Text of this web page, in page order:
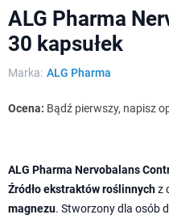
ALG Pharma
30 kapsułek
Marka: ALG Pharma
Ocena: Bądź pierwszy, napisz
ALG Pharma Nervobalans
Źródło ekstraktów roślinnychz
magnezu. Stworzony dla osób